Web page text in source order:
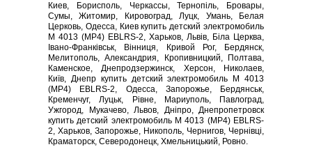
Киев, Борисполь, Черкассы, Тернопіль, Бровары,
Сумы, Житомир, Кировоград, Луцк, Умань, Белая
Церковь, Одесса, Киев купить детский электромобиль
M 4013 (MP4) EBLRS-2, Харьков, Львів, Біла Церква,
Івано-Франківськ, Вінниця, Кривой Рог, Бердянск,
Мелитополь, Александрия, Кропивницкий, Полтава,
Каменское, Днепродзержинск, Херсон, Николаев,
Київ, Днепр купить детский электромобиль M 4013
(MP4) EBLRS-2, Одесса, Запорожье, Бердянськ,
Кременчуг, Луцьк, Рівне, Мариуполь, Павлоград,
Ужгород, Мукачево, Львов, Дніпро, Днепропетровск
купить детский электромобиль M 4013 (MP4) EBLRS-
2, Харьков, Запорожье, Никополь, Чернигов, Чернівці,
Краматорск, Северодонецк, Хмельницький, Ровно.